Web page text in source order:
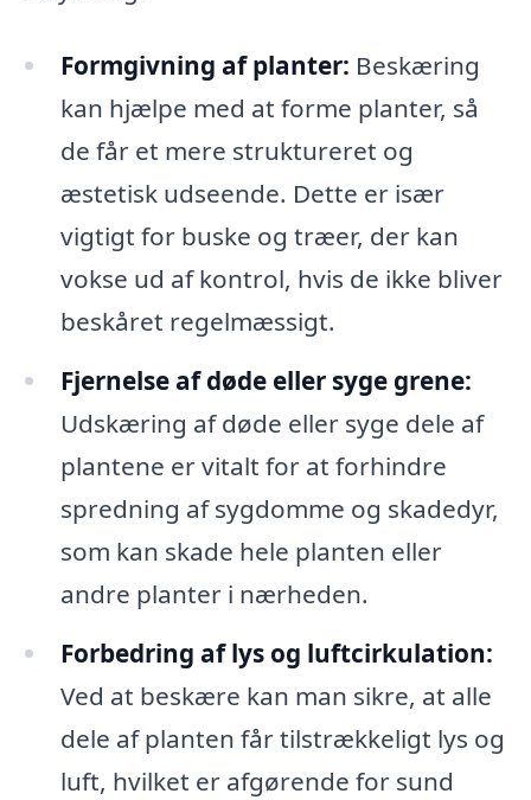
Formgivning af planter: Beskæring
kan hjælpe med at forme planter, så
de får et mere struktureret og
æstetisk udseende. Dette er især
vigtigt for buske og træer, der kan
vokse ud af kontrol, hvis de ikke bliver
beskåret regelmæssigt.
Fjernelse af døde eller syge grene:
Udskæring af døde eller syge dele af
plantene er vitalt for at forhindre
spredning af sygdomme og skadedyr,
som kan skade hele planten eller
andre planter i nærheden.
Forbedring af lys og luftcirkulation:
Ved at beskære kan man sikre, at alle
dele af planten får tilstrækkeligt lys og
luft, hvilket er afgørende for sund